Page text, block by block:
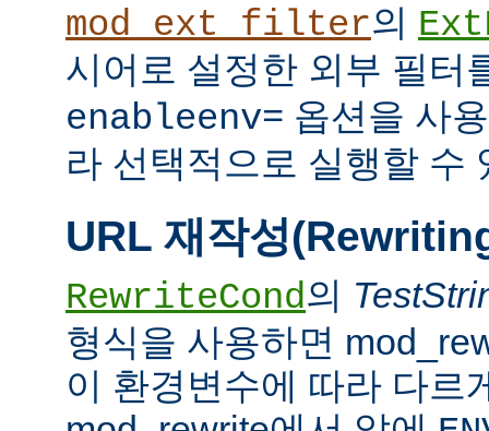
mod_ext_filter의
시어로 설정한 외부 필터
enableenv= 옵션을 사
라 선택적으로 실행할 수
URL 재작성
RewriteCond의
형식을 사용하면
이 환경변수에 따라 다르